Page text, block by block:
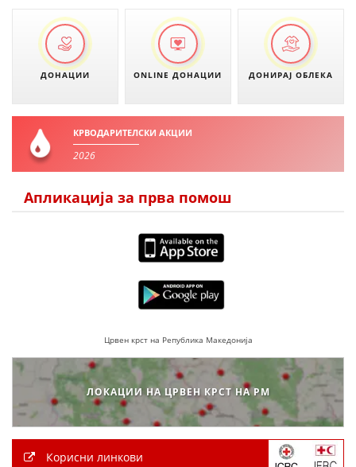
ДОНАЦИИ ONLINE ДОНАЦИИ ДОНИРАЈ ОБЛЕКА
КРВОДАРИТЕЛСКИ АКЦИИ
2026
Апликација за прва помош
Црвен крст на Република Македонија
ЛОКАЦИИ НА ЦРВЕН КРСТ НА РМ
Корисни линкови